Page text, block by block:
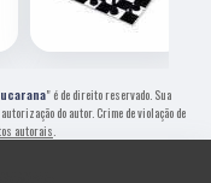
" é de direito reservado. Sua
do autor. Crime de violação de
autorais